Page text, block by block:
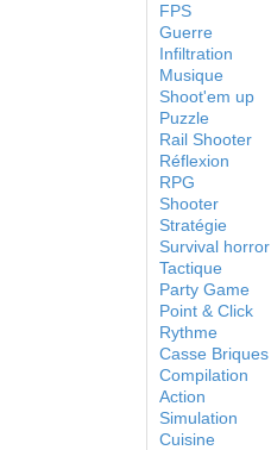
FPS
Guerre
Infiltration
Musique
Shoot'em up
Puzzle
Rail Shooter
Réflexion
RPG
Shooter
Stratégie
Survival horror
Tactique
Party Game
Point & Click
Rythme
Casse Briques
Compilation
Action
Simulation
Cuisine